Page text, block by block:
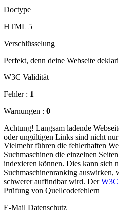
Doctype
HTML 5
Verschlüsselung
Perfekt, denn deine Webseite
W3C Validität
Fehler : 1
Warnungen : 0
Achtung! Langsam ladende
oder ungültigen Links sind nicht
Vielmehr führen die fehlerhaften
Suchmaschinen die einzelnen
indexieren können. Dies kann sich
Suchmaschinenranking auswirken,
schwerer auffindbar wird. DerW3C
Prüfung von Quellcodefehlern
E-Mail Datenschutz